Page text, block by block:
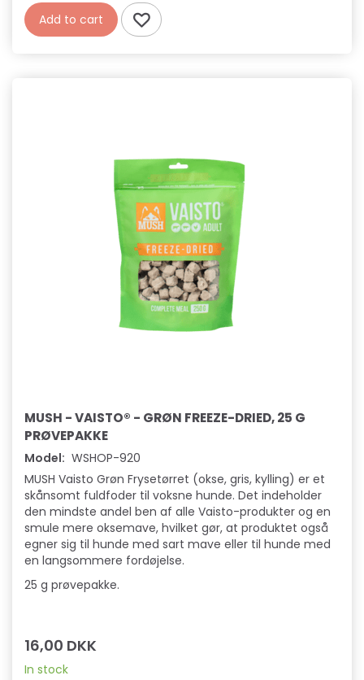
Add to cart
MUSH - VAISTO® - GRØN FREEZE-DRIED, 25 G
PRØVEPAKKE
Model: WSHOP-920
MUSH Vaisto Grøn Frysetørret (okse, gris, kylling) er et
skånsomt fuldfoder til voksne hunde. Det indeholder
den mindste andel ben af alle Vaisto-produkter og en
smule mere oksemave, hvilket gør, at produktet også
egner sig til hunde med sart mave eller til hunde med
en langsommere fordøjelse.
25 g prøvepakke.
16,00 DKK
In stock